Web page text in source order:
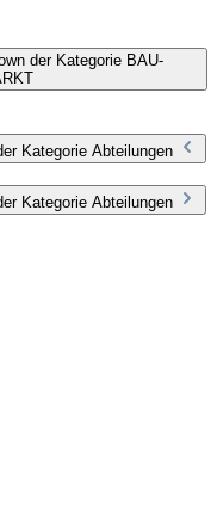
der Kategorie BAU-
Kategorie Abteilungen
Kategorie Abteilungen